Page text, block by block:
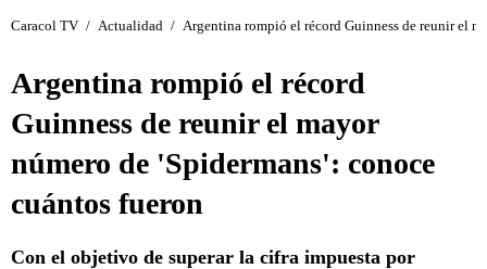
Caracol TV / Actualidad / Argentina rompió el récord Guinness de reunir el
Argentina rompió el récord
Guinness de reunir el mayor
número de 'Spidermans': conoce
cuántos fueron
Con el objetivo de superar la cifra impuesta por